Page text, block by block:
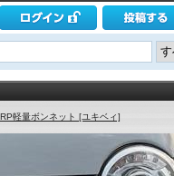
軽量ボンネット [ユキベィ]